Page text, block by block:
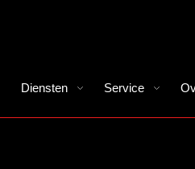
Diensten Service